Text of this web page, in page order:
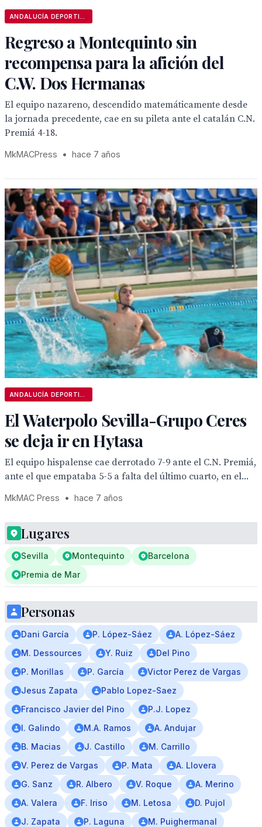
Regreso a Montequinto sin
recompensa para la afición del
C.W. Dos Hermanas
El equipo nazareno, descendido matemáticamente desde
la jornada precedente, cae en su pileta ante el catalán C.N.
Premiá 4-18.
MkMACPress • hace 7 años
El Waterpolo Sevilla-Grupo Ceres
se deja ir en Hytasa
El equipo hispalense cae derrotado 7-9 ante el C.N. Premiá,
ante el que empataba 5-5 a falta del último cuarto, en el...
MkMAC Press • hace 7 años
Lugares
Sevilla Montequinto
Barcelona
Premia de Mar
Personas
Dani García P. López-Sáez
A. López-Sáez
M. Dessources
Y. Ruiz
Del Pino
P. Morillas
P. García
Victor Perez de Vargas
Jesus Zapata
Pablo Lopez-Saez
Francisco Javier del Pino
P.J. Lopez
I. Galindo
M.A. Ramos
A. Andujar
B. Macias
J. Castillo
M. Carrillo
V. Perez de Vargas
P. Mata
A. Llovera
G. Sanz
R. Albero V. Roque
A. Merino
A. Valera
F. Iriso M. Letosa
D. Pujol
J. Zapata
P. Laguna
M. Puighermanal